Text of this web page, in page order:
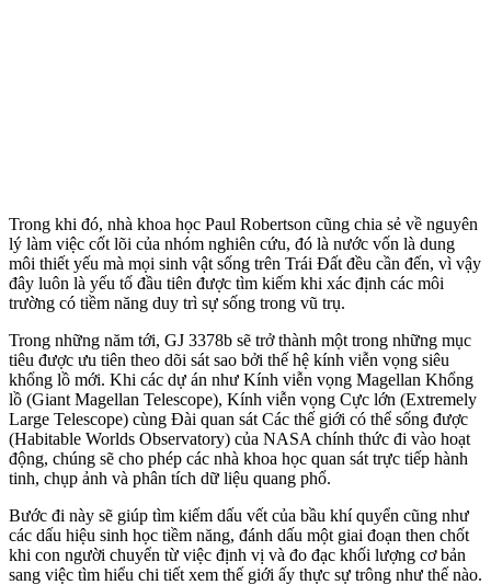
Trong khi đó, nhà khoa học Paul Robertson cũng chia sẻ về nguyên
lý làm việc cốt lõi của nhóm nghiên cứu, đó là nước vốn là dung
môi thiết yếu mà mọi sinh vật sống trên Trái Đất đều cần đến, vì vậy
đây luôn là yếu tố đầu tiên được tìm kiếm khi xác định các môi
trường có tiềm năng duy trì sự sống trong vũ trụ.
Trong những năm tới, GJ 3378b sẽ trở thành một trong những mục
tiêu được ưu tiên theo dõi sát sao bởi thế hệ kính viễn vọng siêu
khổng lồ mới. Khi các dự án như Kính viễn vọng Magellan Khổng
lồ (Giant Magellan Telescope), Kính viễn vọng Cực lớn (Extremely
Large Telescope) cùng Đài quan sát Các thế giới có thể sống được
(Habitable Worlds Observatory) của NASA chính thức đi vào hoạt
động, chúng sẽ cho phép các nhà khoa học quan sát trực tiếp hành
tinh, chụp ảnh và phân tích dữ liệu quang phổ.
Bước đi này sẽ giúp tìm kiếm dấu vết của bầu khí quyển cũng như
các dấu hiệu sinh học tiềm năng, đánh dấu một giai đoạn then chốt
khi con người chuyển từ việc định vị và đo đạc khối lượng cơ bản
sang việc tìm hiểu chi tiết xem thế giới ấy thực sự trông như thế nào.